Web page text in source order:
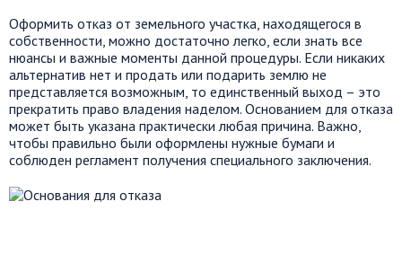
Оформить отказ от земельного участка, находящегося в
собственности, можно достаточно легко, если знать все
нюансы и важные моменты данной процедуры. Если никаких
альтернатив нет и продать или подарить землю не
представляется возможным, то единственный выход – это
прекратить право владения наделом. Основанием для отказа
может быть указана практически любая причина. Важно,
чтобы правильно были оформлены нужные бумаги и
соблюден регламент получения специального заключения.